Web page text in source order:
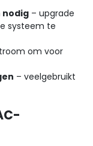
nodig – upgrade
systeem te
om voor
– veelgebruikt